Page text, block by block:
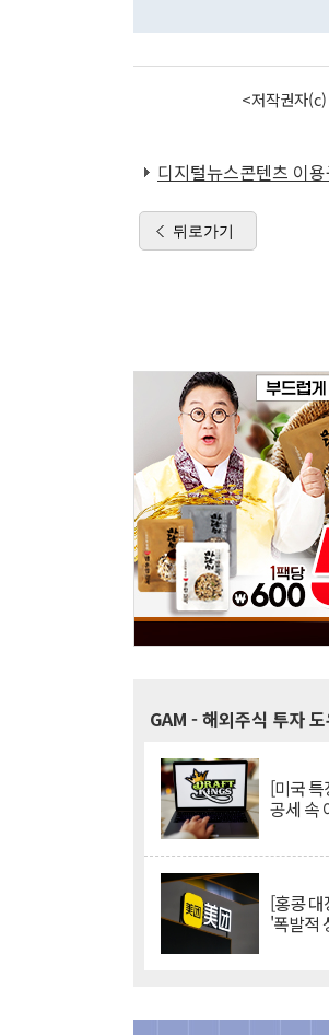
<저작권자
디지털뉴스콘텐츠 이
뒤로가기
GAM - 해외주식 투자 도
[미국
공세 속
[홍콩
'폭발적